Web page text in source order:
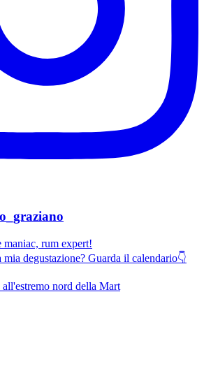
maniac, rum expert!
degustazione? Guarda il calendario👇
nord della Mart